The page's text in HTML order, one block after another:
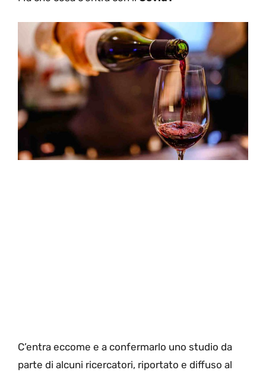
C’entra eccome e a confermarlo uno studio da
parte di alcuni ricercatori, riportato e diffuso al